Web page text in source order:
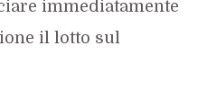
immediatamente
il lotto sul